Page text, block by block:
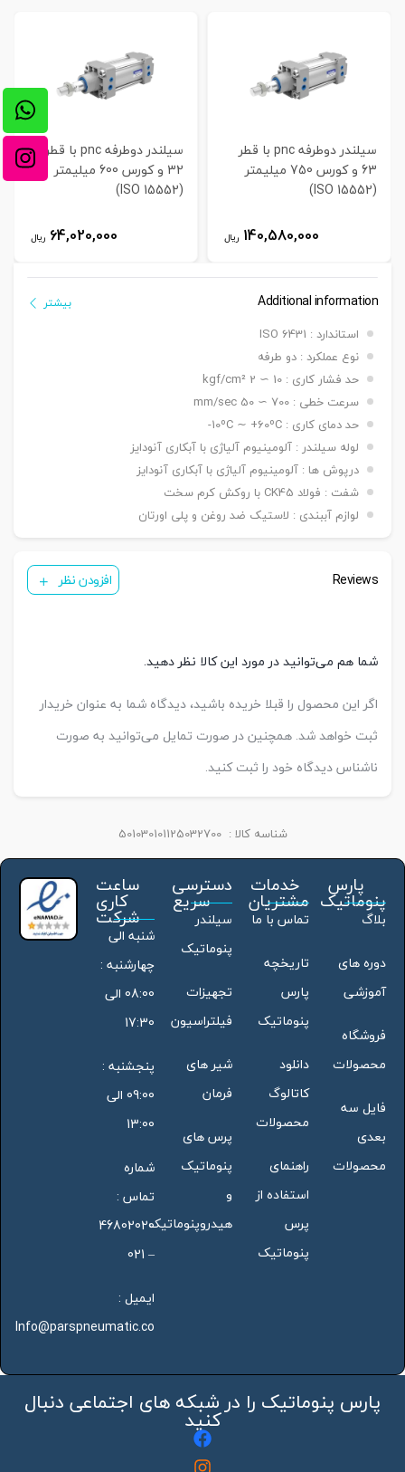
سیلندر دوطرفه pnc با قطر
63 و کورس 750 میلیمتر
(ISO 15552)
140,580,000 ریال
سیلندر دوطرفه pnc با قطر
32 و کورس 600 میلیمتر
(ISO 15552)
64,020,000 ریال
Additional information
استاندارد : ISO 6431
نوع عملکرد : دو طرفه
حد فشار کاری : 10 ∼ 2 kgf/cm²
سرعت خطی : 700 ∼ 50 mm/sec
حد دمای کاری : 10ºC ∼ +60ºC-
لوله سیلندر : آلومینیوم آلیاژی با آبکاری آنودایز
درپوش ها : آلومینیوم آلیاژی با آبکاری آنودایز
شفت : فولاد CK45 با روکش کرم سخت
لوازم آببندی : لاستیک ضد روغن و پلی اورتان
بیشتر
Reviews افزودن نظر
شما هم می‌توانید در مورد این کالا نظر دهید.
اگر این محصول را قبلا خریده باشید، دیدگاه شما به عنوان خریدار
ثبت خواهد شد. همچنین در صورت تمایل می‌توانید به صورت
ناشناس دیدگاه خود را ثبت کنید.
شناسه کالا : 501030101125032700
پارس
پنوماتیک
بلاگ
دوره های
آموزشی
فروشگاه
محصولات
فایل سه
بعدی
محصولات
خدمات
مشتریان
تماس با ما
تاریخچه
پارس
پنوماتیک
دانلود
کاتالوگ
محصولات
راهنمای
استفاده از
پرس
پنوماتیک
دسترسی
سریع
سیلندر
پنوماتیک
تجهیزات
فیلتراسیون
شیر های
فرمان
پرس های
پنوماتیک
و
هیدروپنوماتیک
ساعت
کاری
شرکت
شنبه الی
چهارشنبه :
08:00 الی
17:30
پنجشنبه :
09:00 الی
13:00
شماره
تماس :
46802020
– 021
ایمیل :
Info@parspneumatic.co
پارس پنوماتیک را در شبکه های اجتماعی دنبال
کنید